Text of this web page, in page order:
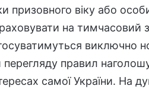
призовного віку або
на тимчасовий
виключно
правил
самої України. На